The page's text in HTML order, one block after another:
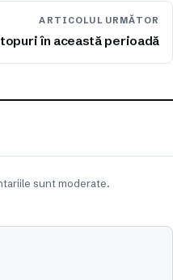
ARTICOLUL URMĂTOR
în această perioadă
sunt moderate.